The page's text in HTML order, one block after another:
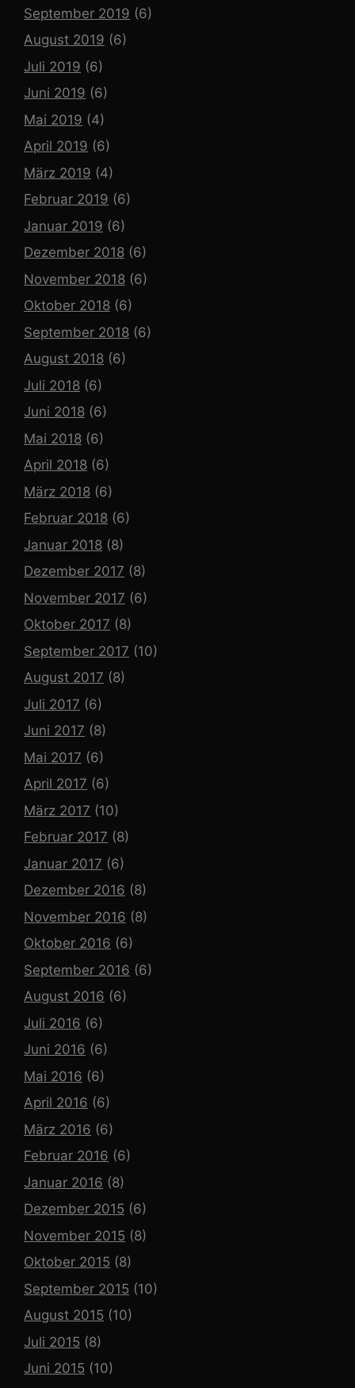
September 2019 (6)
August 2019 (6)
Juli 2019 (6)
Juni 2019 (6)
Mai 2019 (4)
April 2019 (6)
März 2019 (4)
Februar 2019 (6)
Januar 2019 (6)
Dezember 2018 (6)
November 2018 (6)
Oktober 2018 (6)
September 2018 (6)
August 2018 (6)
Juli 2018 (6)
Juni 2018 (6)
Mai 2018 (6)
April 2018 (6)
März 2018 (6)
Februar 2018 (6)
Januar 2018 (8)
Dezember 2017 (8)
November 2017 (6)
Oktober 2017 (8)
September 2017 (10)
August 2017 (8)
Juli 2017 (6)
Juni 2017 (8)
Mai 2017 (6)
April 2017 (6)
März 2017 (10)
Februar 2017 (8)
Januar 2017 (6)
Dezember 2016 (8)
November 2016 (8)
Oktober 2016 (6)
September 2016 (6)
August 2016 (6)
Juli 2016 (6)
Juni 2016 (6)
Mai 2016 (6)
April 2016 (6)
März 2016 (6)
Februar 2016 (6)
Januar 2016 (8)
Dezember 2015 (6)
November 2015 (8)
Oktober 2015 (8)
September 2015 (10)
August 2015 (10)
Juli 2015 (8)
Juni 2015 (10)